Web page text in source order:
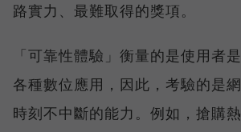
路實力、最難取得的獎項。
「可靠性體驗」衡量的是使用者
各種數位應用，因此，考驗的是
時刻不中斷的能力。例如，搶購